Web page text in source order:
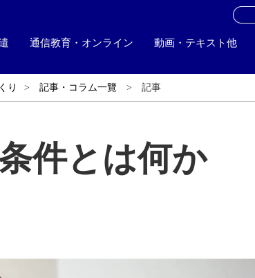
通信教育・オンライン 動画・テキスト他
り 記事・コラム一覽 記事
件とは何か